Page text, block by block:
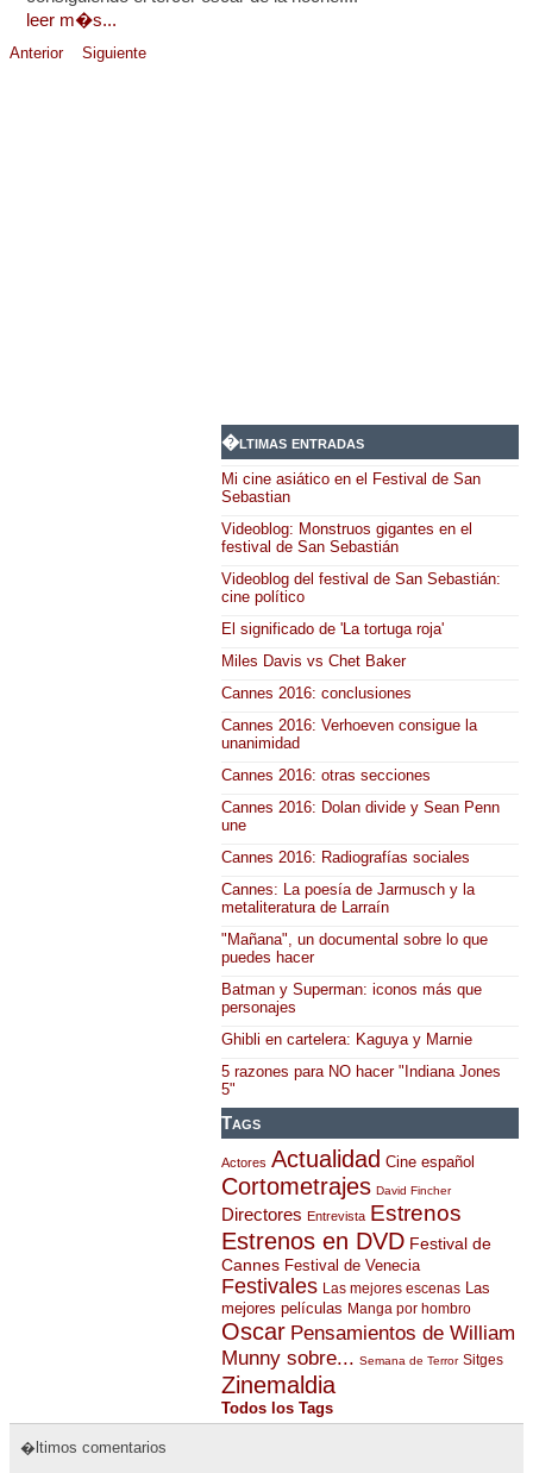
leer m�s...
Anterior Siguiente
�ltimas entradas
Mi cine asiático en el Festival de San
Sebastian
Videoblog: Monstruos gigantes en el
festival de San Sebastián
Videoblog del festival de San Sebastián:
cine político
El significado de 'La tortuga roja'
Miles Davis vs Chet Baker
Cannes 2016: conclusiones
Cannes 2016: Verhoeven consigue la
unanimidad
Cannes 2016: otras secciones
Cannes 2016: Dolan divide y Sean Penn
une
Cannes 2016: Radiografías sociales
Cannes: La poesía de Jarmusch y la
metaliteratura de Larraín
"Mañana", un documental sobre lo que
puedes hacer
Batman y Superman: iconos más que
personajes
Ghibli en cartelera: Kaguya y Marnie
5 razones para NO hacer "Indiana Jones
5"
Tags
Actores Actualidad Cine español
Cortometrajes David Fincher
Directores Entrevista Estrenos
Estrenos en DVD Festival de
Cannes Festival de Venecia
Festivales Las mejores escenas Las
mejores películas Manga por hombro
Oscar Pensamientos de William
Munny sobre... Semana de Terror Sitges
Zinemaldia
Todos los Tags
�ltimos comentarios